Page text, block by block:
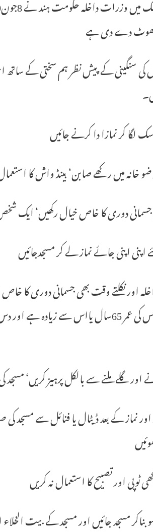
چھوٹ دے دی ہے
کی سنگینی کے پیش نظر ہم سختی کے ساتھ
لگا کر نمازا دا کرنے جائیں
خانہ میں رکھے صابن‘ ہینڈ واش کا
دوری کا خاص خیال رکھیں‘ ایک
اپنی اپنی جائے نماز لے کر مسجدجائیں
اور نکلتے وقت بھی جسمانی دوری کا
وہ بزرگ جس کی عمر 65سال یااس سے
اور گلے ملنے سے بالکل پرہیز کریں‘ مسجد
نماز کے بعد ڈیٹال یا فنائل سے مسجد
ٹوپی اور تصبیح کا استعمال نہ کریں
مسجد جائیں اور مسجد کے بیت